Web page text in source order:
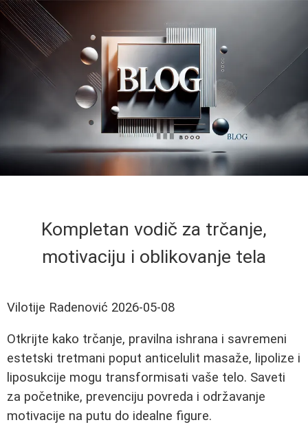
Kompletan vodič za trčanje,
motivaciju i oblikovanje tela
Vilotije Radenović 2026-05-08
Otkrijte kako trčanje, pravilna ishrana i savremeni
estetski tretmani poput anticelulit masaže, lipolize i
liposukcije mogu transformisati vaše telo. Saveti
za početnike, prevenciju povreda i održavanje
motivacije na putu do idealne figure.